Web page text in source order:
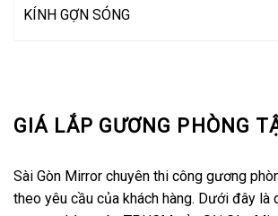
GIÁ LẮP GƯƠNG PHÒNG
Sài Gòn Mirror chuyên thi công gương
theo yêu cầu của khách hàng. Dưới đây là
KÍNH GỢN SÓNG